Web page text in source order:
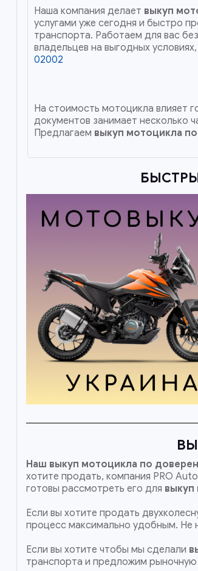
Наша компания делает выкуп
услугами уже сегодня и быстро
транспорта. Работаем для вас
владельцев на выгодных
02002
На стоимость мотоцикла влияет
документов занимает несколько
Предлагаем выкуп мотоцикла
Наш выкуп мотоцикла по
хотите продать, компания PRO
готовы рассмотреть его для выкуп
Если вы хотите продать
процесс максимально удобным. Не
Если вы хотите чтобы мы сделали
транспорта и предложим